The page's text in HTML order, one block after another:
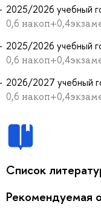
2025/2026 учебный
0,6
2025/2026 учебный
0,6
2026/2027 учебный
0,6
Список
Рекомендуемая